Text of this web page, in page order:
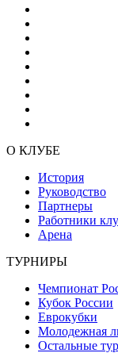
О КЛУБЕ
История
Руководство
Партнеры
Работники
Арена
ТУРНИРЫ
Чемпионат
Кубок России
Еврокубки
Молодежная
Остальные